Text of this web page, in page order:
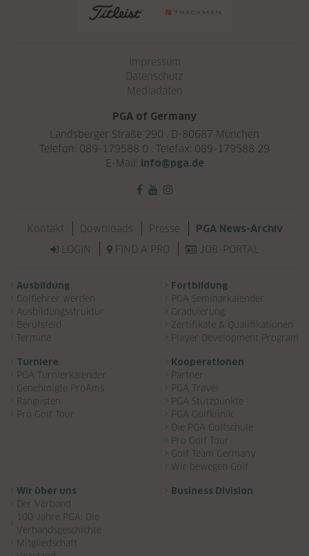
Impressum
Datenschutz
Mediadaten
PGA of Germany
Landsberger Straße 290 . D-80687 München
Telefon: 089-179588 0 . Telefax: 089-179588 29
E-Mail: info@pga.de
Navigation überspringen
Kontakt Downloads Presse PGA News-Archiv
LOGIN FIND A PRO JOB-PORTAL
Navigation überspringen
Ausbildung
Golflehrer werden
Ausbildungsstruktur
Berufsfeld
Termine
Fortbildung
PGA Seminarkalender
Graduierung
Zertifikate & Qualifikationen
Player Development Program
Turniere
PGA Turnierkalender
Genehmigte ProAms
Ranglisten
Pro Golf Tour
Kooperationen
Partner
PGA Travel
PGA Stützpunkte
PGA Golfklinik
Die PGA Golfschule
Pro Golf Tour
Golf Team Germany
Wir bewegen Golf
Wir über uns
Der Verband
100 Jahre PGA: Die
Verbandsgeschichte
Mitgliedschaft
Business Division